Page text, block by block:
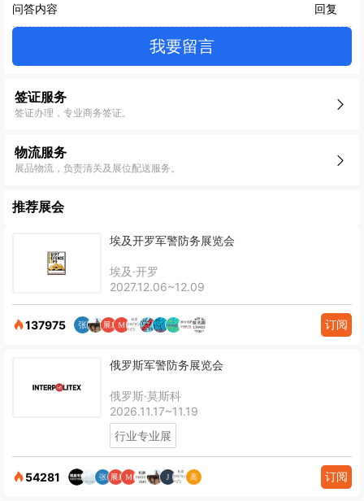
问答内容 回复
我要留言
签证服务
签证办理，专业商务签证。
物流服务
展品物流，负责清关及展位配送服务。
推荐展会
埃及开罗军警防务展览会
埃及·开罗
2027.12.06~12.09
137975 订阅
俄罗斯军警防务展览会
俄罗斯·莫斯科
2026.11.17~11.19
行业专业展
54281 订阅